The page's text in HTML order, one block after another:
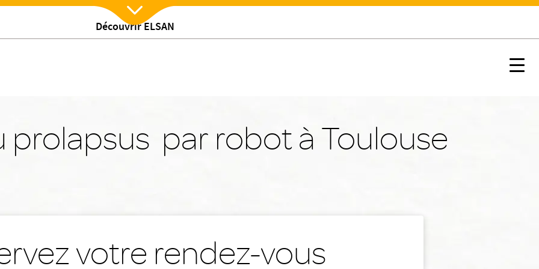
Découvrir ELSAN
Nx:Afficher menu
prolapsus par robot à Toulouse
votre rendez-vous